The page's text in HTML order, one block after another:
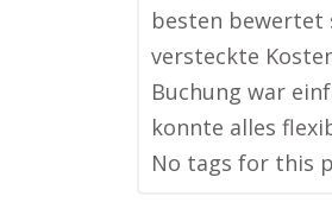
besten bewertet
versteckte
Buchung war
konnte alles
No tags for this